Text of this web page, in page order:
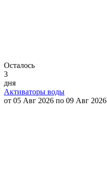
Осталось
3
дня
Активаторы воды
от 05 Авг 2026 по 09 Авг 2026